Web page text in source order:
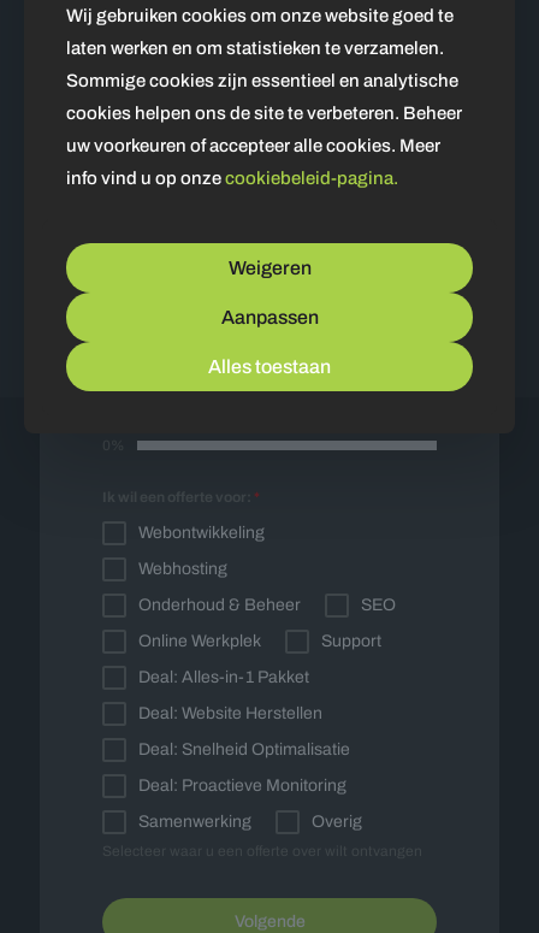
Vul onderstaand formulier in en wij nemen
offerte op maat.
*
Webontwikkeling
Webhosting
Onderhoud & Beheer
SEO
Online Werkplek
Support
Deal: Alles-in-1 Pakket
Deal: Website Herstellen
Deal: Snelheid Optimalisatie
Deal: Proactieve Monitoring
Samenwerking
Overig
Volgende
Wij gebruiken cookies om onze website goed te
laten werken en om statistieken te verzamelen.
Sommige cookies zijn essentieel en analytische
cookies helpen ons de site te verbeteren. Beheer
uw voorkeuren of accepteer alle cookies. Meer
info vind u op onzecookiebeleid-pagina.
Weigeren
Aanpassen
Alles toestaan